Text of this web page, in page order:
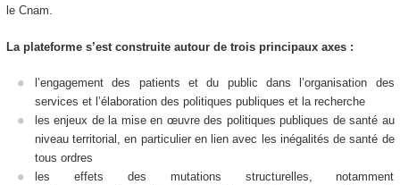
le Cnam.
La plateforme s’est construite autour de trois principaux axes :
l’engagement des patients et du public dans l’organisation des
services et l’élaboration des politiques publiques et la recherche
les enjeux de la mise en œuvre des politiques publiques de santé au
niveau territorial, en particulier en lien avec les inégalités de santé de
tous ordres
les effets des mutations structurelles, notamment